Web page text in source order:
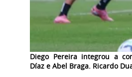
Diego Pereira integrou a
Díaz e Abel Braga. Ricardo